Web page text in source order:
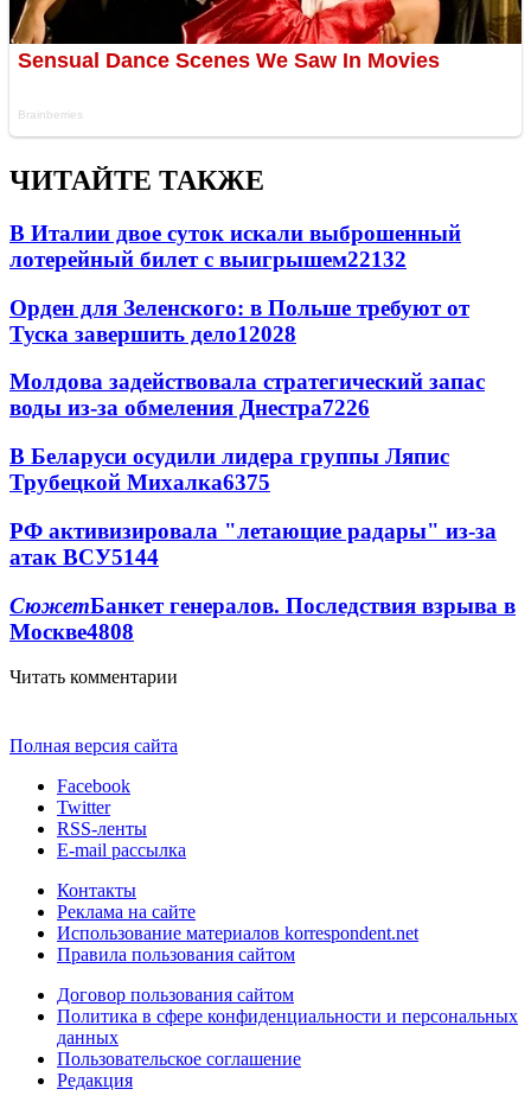
ЧИТАЙТЕ ТАКЖЕ
В Италии двое суток искали выброшенный
лотерейный билет с выигрышем22132
Орден для Зеленского: в Польше требуют от
Туска завершить дело12028
Молдова задействовала стратегический запас
воды из-за обмеления Днестра7226
В Беларуси осудили лидера группы Ляпис
Трубецкой Михалка6375
РФ активизировала "летающие радары" из-за
атак ВСУ5144
СюжетБанкет генералов. Последствия взрыва в
Москве4808
Читать комментарии
Полная версия сайта
Facebook
Twitter
RSS-ленты
E-mail рассылка
Контакты
Реклама на сайте
Использование материалов korrespondent.net
Правила пользования сайтом
Договор пользования сайтом
Политика в сфере конфиденциальности и персональных
данных
Пользовательское соглашение
Редакция